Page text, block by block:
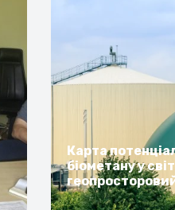
Карта
біометану у